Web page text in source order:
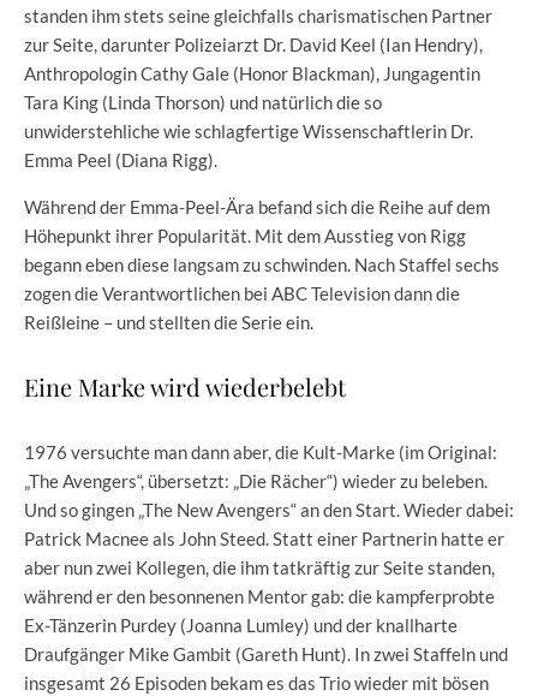
standen ihm stets seine gleichfalls charismatischen Partner
zur Seite, darunter Polizeiarzt Dr. David Keel (Ian Hendry),
Anthropologin Cathy Gale (Honor Blackman), Jungagentin
Tara King (Linda Thorson) und natürlich die so
unwiderstehliche wie schlagfertige Wissenschaftlerin Dr.
Emma Peel (Diana Rigg).
Während der Emma-Peel-Ära befand sich die Reihe auf dem
Höhepunkt ihrer Popularität. Mit dem Ausstieg von Rigg
begann eben diese langsam zu schwinden. Nach Staffel sechs
zogen die Verantwortlichen bei ABC Television dann die
Reißleine – und stellten die Serie ein.
Eine Marke wird wiederbelebt
1976 versuchte man dann aber, die Kult-Marke (im Original:
„The Avengers“, übersetzt: „Die Rächer“) wieder zu beleben.
Und so gingen „The New Avengers“ an den Start. Wieder dabei:
Patrick Macnee als John Steed. Statt einer Partnerin hatte er
aber nun zwei Kollegen, die ihm tatkräftig zur Seite standen,
während er den besonnenen Mentor gab: die kampferprobte
Ex-Tänzerin Purdey (Joanna Lumley) und der knallharte
Draufgänger Mike Gambit (Gareth Hunt). In zwei Staffeln und
insgesamt 26 Episoden bekam es das Trio wieder mit bösen